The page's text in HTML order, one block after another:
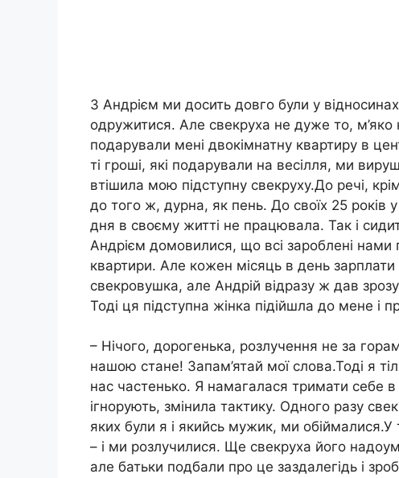
З Андрієм ми досить довго були у
одружитися. Але свекруха не дуже то, м’яко
подарували мені двокімнатну квартиру в
ті гроші, які подарували на весілля, ми
втішила мою підступну свекруху.До речі,
до того ж, дурна, як пень. До своїх 25 років у
дня в своєму житті не працювала. Так і
Андрієм домовилися, що всі зароблені
квартири. Але кожен місяць в день зарплати
свекровушка, але Андрій відразу ж дав
Тоді ця підступна жінка підійшла до мене і
– Нічого, дорогенька, розлучення не за
нашою стане! Запам’ятай мої слова.Тоді я
нас частенько. Я намагалася тримати себе в
ігнорують, змінила тактику. Одного разу
яких були я і якийсь мужик, ми
– і ми розлучилися. Ще свекруха його
але батьки подбали про це заздалегідь і